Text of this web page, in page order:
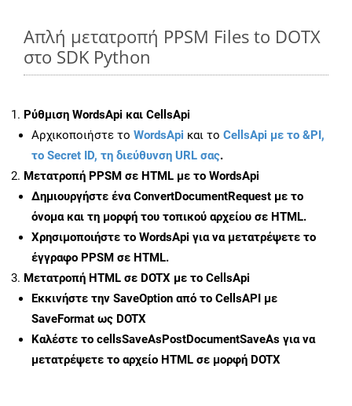
Απλή μετατροπή PPSM Files to DOTX
στο SDK Python
Ρύθμιση WordsApi και CellsApi
Αρχικοποιήστε το WordsApi και το CellsApi με το &PI,
το Secret ID, τη διεύθυνση URL σας.
Μετατροπή PPSM σε HTML με το WordsApi
Δημιουργήστε έναConvertDocumentRequest με το
όνομα και τη μορφή του τοπικού αρχείου σε HTML.
Χρησιμοποιήστε το WordsApi για να μετατρέψετε το
έγγραφο PPSM σε HTML.
Μετατροπή HTML σε DOTX με το CellsApi
Εκκινήστε την SaveOption από το CellsAPI με
SaveFormat ως DOTX
Καλέστε το cellsSaveAsPostDocumentSaveAs για να
μετατρέψετε το αρχείο HTML σε μορφή DOTX